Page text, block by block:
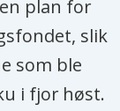
plan for
slik
som ble
i fjor høst.